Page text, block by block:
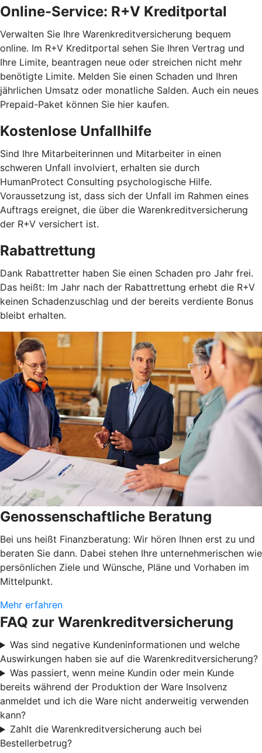
Online-Service: R+V Kreditportal
Verwalten Sie Ihre Warenkreditversicherung bequem
online. Im R+V Kreditportal sehen Sie Ihren Vertrag und
Ihre Limite, beantragen neue oder streichen nicht mehr
benötigte Limite. Melden Sie einen Schaden und Ihren
jährlichen Umsatz oder monatliche Salden. Auch ein neues
Prepaid-Paket können Sie hier kaufen.
Kostenlose Unfallhilfe
Sind Ihre Mitarbeiterinnen und Mitarbeiter in einen
schweren Unfall involviert, erhalten sie durch
HumanProtect Consulting psychologische Hilfe.
Voraussetzung ist, dass sich der Unfall im Rahmen eines
Auftrags ereignet, die über die Warenkreditversicherung
der R+V versichert ist.
Rabattrettung
Dank Rabattretter haben Sie einen Schaden pro Jahr frei.
Das heißt: Im Jahr nach der Rabattrettung erhebt die R+V
keinen Schadenzuschlag und der bereits verdiente Bonus
bleibt erhalten.
Genossenschaftliche Beratung
Bei uns heißt Finanzberatung: Wir hören Ihnen erst zu und
beraten Sie dann. Dabei stehen Ihre unternehmerischen wie
persönlichen Ziele und Wünsche, Pläne und Vorhaben im
Mittelpunkt.
Mehr erfahren
FAQ zur Warenkreditversicherung
Was sind negative Kundeninformationen und welche
Auswirkungen haben sie auf die Warenkreditversicherung?
Was passiert, wenn meine Kundin oder mein Kunde
bereits während der Produktion der Ware Insolvenz
anmeldet und ich die Ware nicht anderweitig verwenden
kann?
Zahlt die Warenkreditversicherung auch bei
Bestellerbetrug?